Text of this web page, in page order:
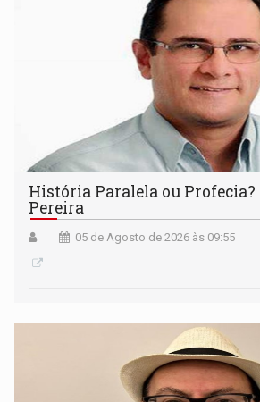
História Paralela ou Profecia?
Pereira
05 de Agosto de 2026 às 09:55